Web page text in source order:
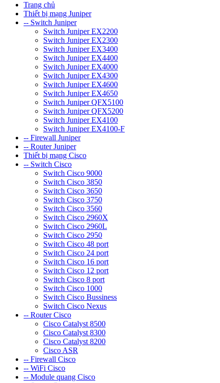
Trang chủ
Thiết bị mạng Juniper
-- Switch Juniper
Switch Juniper EX2200
Switch Juniper EX2300
Switch Juniper EX3400
Switch Juniper EX4400
Switch Juniper EX4000
Switch Juniper EX4300
Switch Juniper EX4600
Switch Juniper EX4650
Switch Juniper QFX5100
Switch Juniper QFX5200
Switch Juniper EX4100
Switch Juniper EX4100-F
-- Firewall Juniper
-- Router Juniper
Thiết bị mạng Cisco
-- Switch Cisco
Switch Cisco 9000
Switch Cisco 3850
Switch Cisco 3650
Switch Cisco 3750
Switch Cisco 3560
Switch Cisco 2960X
Switch Cisco 2960L
Switch Cisco 2950
Switch Cisco 48 port
Switch Cisco 24 port
Switch Cisco 16 port
Switch Cisco 12 port
Switch Cisco 8 port
Switch Cisco 1000
Switch Cisco Bussiness
Switch Cisco Nexus
-- Router Cisco
Cisco Catalyst 8500
Cisco Catalyst 8300
Cisco Catalyst 8200
Cisco ASR
-- Firewall Cisco
-- WiFi Cisco
-- Module quang Cisco